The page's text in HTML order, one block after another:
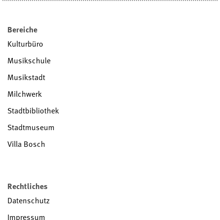
Bereiche
Kulturbüro
Musikschule
Musikstadt
Milchwerk
Stadtbibliothek
Stadtmuseum
Villa Bosch
Rechtliches
Datenschutz
Impressum